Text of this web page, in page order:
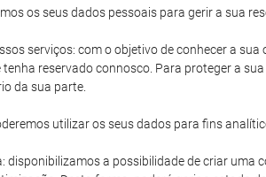
os seus dados pessoais para gerir a sua
serviços: com o objetivo de conhecer a
tenha reservado connosco. Para proteger a
da sua parte.
utilizar os seus dados para fins
disponibilizamos a possibilidade de criar